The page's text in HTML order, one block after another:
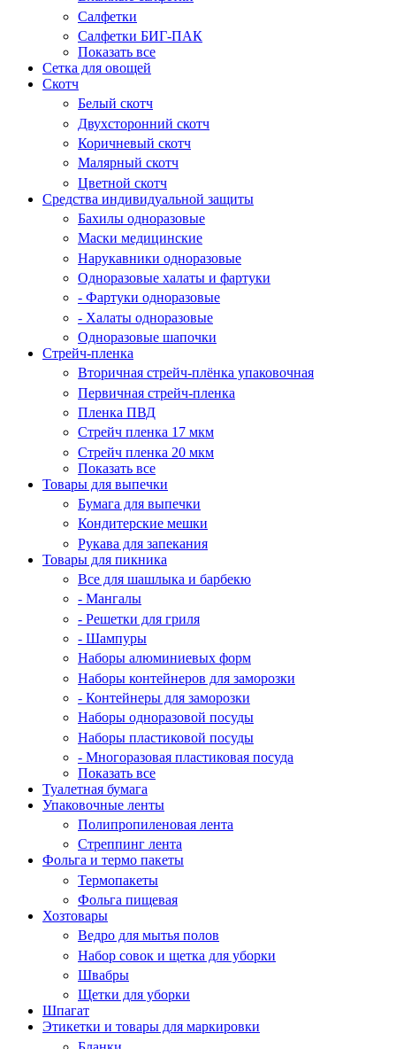
Салфетки
Салфетки БИГ-ПАК
Показать все
Сетка для овощей
Скотч
Белый скотч
Двухсторонний скотч
Коричневый скотч
Малярный скотч
Цветной скотч
Средства индивидуальной защиты
Бахилы одноразовые
Маски медицинские
Нарукавники одноразовые
Одноразовые халаты и фартуки
- Фартуки одноразовые
- Халаты одноразовые
Одноразовые шапочки
Стрейч-пленка
Вторичная стрейч-плёнка упаковочная
Первичная стрейч-пленка
Пленка ПВД
Стрейч пленка 17 мкм
Стрейч пленка 20 мкм
Показать все
Товары для выпечки
Бумага для выпечки
Кондитерские мешки
Рукава для запекания
Товары для пикника
Все для шашлыка и барбекю
- Мангалы
- Решетки для гриля
- Шампуры
Наборы алюминиевых форм
Наборы контейнеров для заморозки
- Контейнеры для заморозки
Наборы одноразовой посуды
Наборы пластиковой посуды
- Многоразовая пластиковая посуда
Показать все
Туалетная бумага
Упаковочные ленты
Полипропиленовая лента
Стреппинг лента
Фольга и термо пакеты
Термопакеты
Фольга пищевая
Хозтовары
Ведро для мытья полов
Набор совок и щетка для уборки
Швабры
Щетки для уборки
Шпагат
Этикетки и товары для маркировки